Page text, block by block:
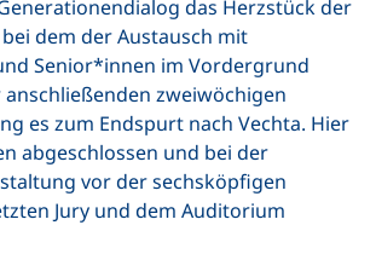
das Herzstück der
bei dem der Austausch mit
Senior*innen im Vordergrund
zweiwöchigen
es zum Endspurt nach Vechta. Hier
abgeschlossen und bei der
vor der sechsköpfigen
Jury und dem Auditorium